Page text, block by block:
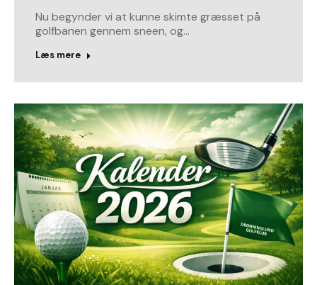
Nu begynder vi at kunne skimte græsset på
golfbanen gennem sneen, og…
Læs mere